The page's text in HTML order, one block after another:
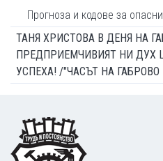
Прогноза и кодове за
ТАНЯ ХРИСТОВА В ДЕНЯ НА
ПРЕДПРИЕМЧИВИЯТ НИ ДУХ
УСПЕХА! /"ЧАСЪТ НА ГАБРОВО
Footer